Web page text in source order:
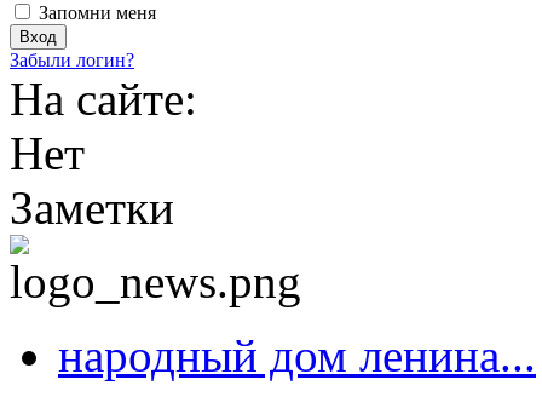
Запомни меня
Забыли логин?
На сайте:
Нет
Заметки
народный дом ленина...